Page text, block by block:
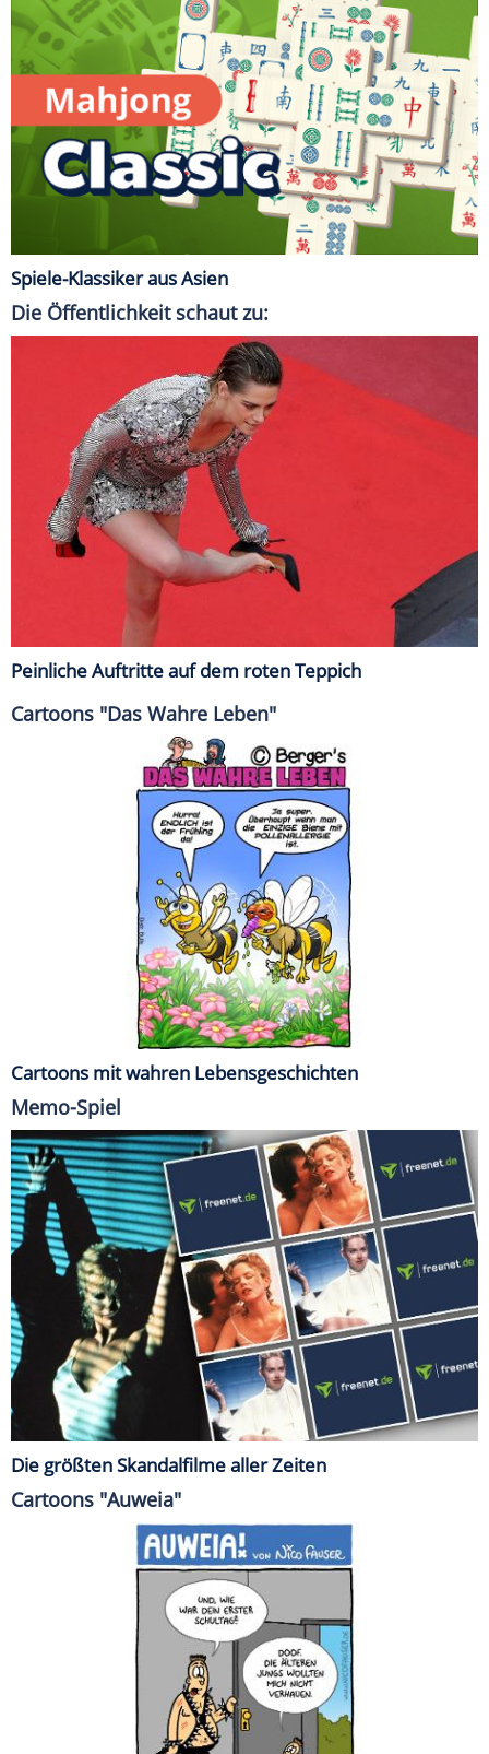
Spiele-Klassiker aus Asien
Die Öffentlichkeit schaut zu:
Peinliche Auftritte auf dem roten Teppich
Cartoons "Das Wahre Leben"
Cartoons mit wahren Lebensgeschichten
Memo-Spiel
Die größten Skandalfilme aller Zeiten
Cartoons "Auweia"